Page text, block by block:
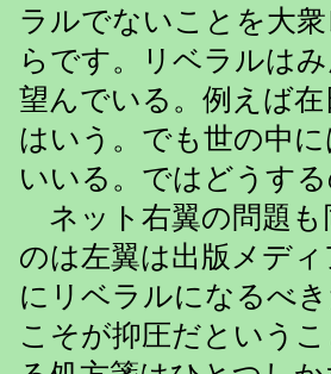
ラルでないことを大
らです。リベラルは
望んでいる。例えば
はいう。でも世の中
いいる。ではどうする
ネット右翼の問題も
のは左翼は出版メデ
にリベラルになるべ
こそが抑圧だという